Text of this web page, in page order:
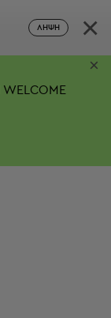
ΛΉΨΗ ×
WELCOME
×